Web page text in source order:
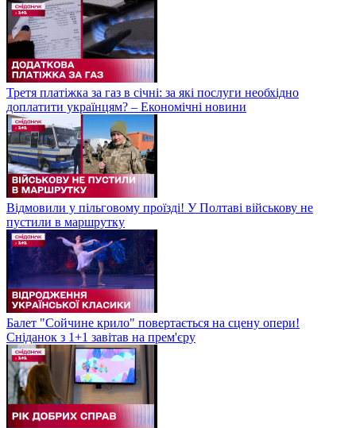
Третя платіжка за газ в січні: за які послуги необхідно
доплатити українцям? – Економічні новини
Відмовили у пільговому проїзді! У Полтаві військову не
пустили в маршрутку
Балет "Сойчине крило" повертається на сцену опери!
Сніданок з 1+1 завітав на прем'єру